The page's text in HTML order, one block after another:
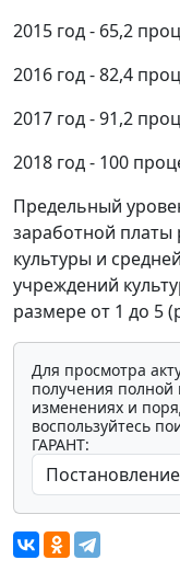
2015 год - 65,2
2016 год - 82,4
2017 год - 91,2
2018 год - 100
Предельный
заработной платы
культуры и
учреждений
размере от 1 до 5
Для просмотра
получения полной
изменениях и
воспользуйтесь
ГАРАНТ: